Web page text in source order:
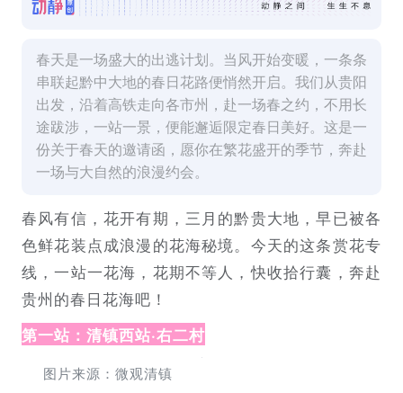
春天是一场盛大的出逃计划。当风开始变暖，一条条
串联起黔中大地的春日花路便悄然开启。我们从贵阳
出发，沿着高铁走向各市州，赴一场春之约，不用长
途跋涉，一站一景，便能邂逅限定春日美好。这是一
份关于春天的邀请函，愿你在繁花盛开的季节，奔赴
一场与大自然的浪漫约会。
春风有信，花开有期，三月的黔贵大地，早已被各
色鲜花装点成浪漫的花海秘境。今天的这条赏花专
线，一站一花海，花期不等人，快收拾行囊，奔赴
贵州的春日花海吧！
第一站：清镇西站·右二村
图片来源：微观清镇